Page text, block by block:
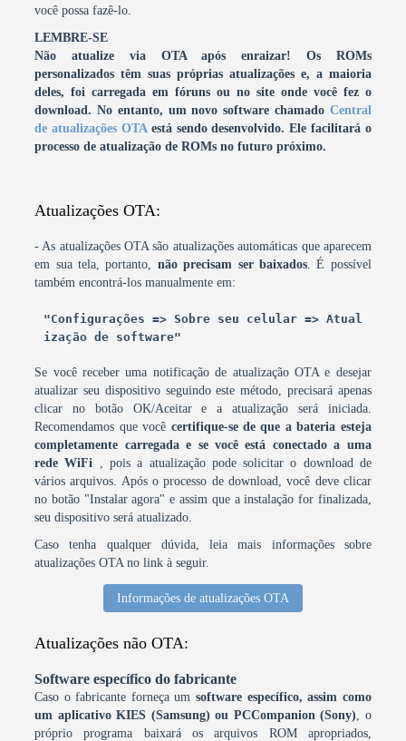
você possa fazê-lo.
LEMBRE-SE
Não atualize via OTA após enraizar! Os ROMs
personalizados têm suas próprias atualizações e, a maioria
deles, foi carregada em fóruns ou no site onde você fez o
download. No entanto, um novo software chamado Central
de atualizações OTAestá sendo desenvolvido. Ele facilitará o
processo de atualização de ROMs no futuro próximo.
Atualizações OTA:
- As atualizações OTA são atualizações automáticas que aparecem
em sua tela, portanto, não precisam ser baixados. É possível
também encontrá-los manualmente em:
"Configurações => Sobre seu celular => Atual
ização de software"
Se você receber uma notificação de atualização OTA e desejar
atualizar seu dispositivo seguindo este método, precisará apenas
clicar no botão OK/Aceitar e a atualização será iniciada.
Recomendamos que você certifique-se de que a bateria esteja
completamente carregada e se você está conectado a uma
rede WiFi , pois a atualização pode solicitar o download de
vários arquivos. Após o processo de download, você deve clicar
no botão "Instalar agora" e assim que a instalação for finalizada,
seu dispositivo será atualizado.
Caso tenha qualquer dúvida, leia mais informações sobre
atualizações OTA no link à seguir.
Informações de atualizações OTA
Atualizações não OTA:
Software específico do fabricante
Caso o fabricante forneça umsoftware específico, assim como
um aplicativo KIES (Samsung) ou PCCompanion (Sony), o
próprio programa baixará os arquivos ROM apropriados,